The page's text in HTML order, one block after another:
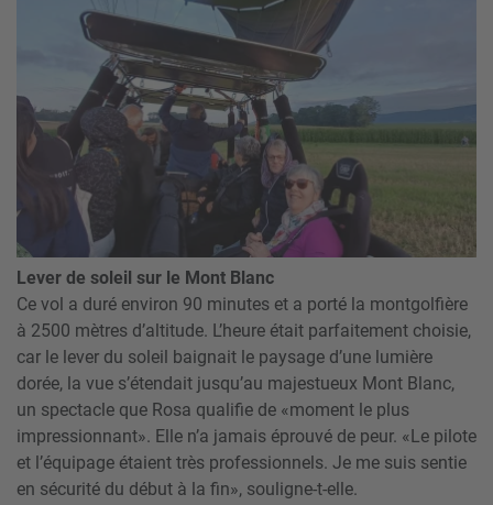
Lever de soleil sur le Mont Blanc
Ce vol a duré environ 90 minutes et a porté la montgolfière
à 2500 mètres d’altitude. L’heure était parfaitement choisie,
car le lever du soleil baignait le paysage d’une lumière
dorée, la vue s’étendait jusqu’au majestueux Mont Blanc,
un spectacle que Rosa qualifie de «moment le plus
impressionnant». Elle n’a jamais éprouvé de peur. «Le pilote
et l’équipage étaient très professionnels. Je me suis sentie
en sécurité du début à la fin», souligne-t-elle.